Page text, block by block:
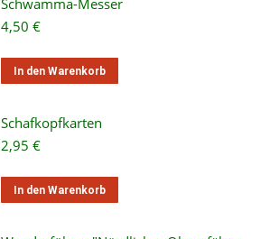
4,50 €
In den Warenkorb
Schafkopfkarten
2,95 €
In den Warenkorb